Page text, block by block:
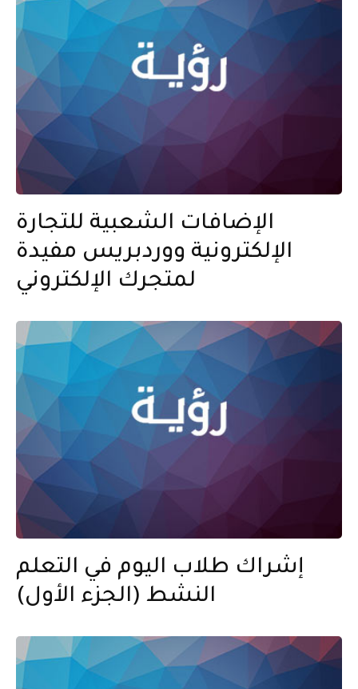
الإضافات الشعبية للتجارة
الإلكترونية ووردبريس مفيدة
لمتجرك الإلكتروني
إشراك طلاب اليوم في التعلم
النشط (الجزء الأول)